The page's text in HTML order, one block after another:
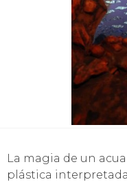
La magia de un acuario gigantesco, es una obra
plástica